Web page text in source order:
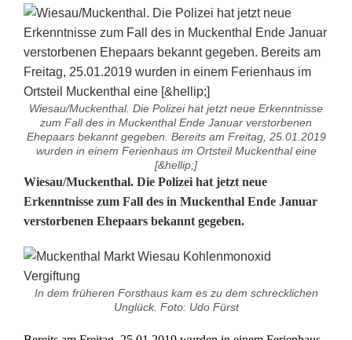
Wiesau/Muckenthal. Die Polizei hat jetzt neue Erkenntnisse
zum Fall des in Muckenthal Ende Januar verstorbenen
Ehepaars bekannt gegeben. Bereits am Freitag, 25.01.2019
wurden in einem Ferienhaus im Ortsteil Muckenthal eine
[&hellip;]
N
e
u
e
r
Wiesau/Muckenthal. Die Polizei hat jetzt neue
Erkenntnisse zum Fall des in Muckenthal Ende Januar
verstorbenen Ehepaars bekannt gegeben.
In dem früheren Forsthaus kam es zu dem schrecklichen
Unglück. Foto: Udo Fürst